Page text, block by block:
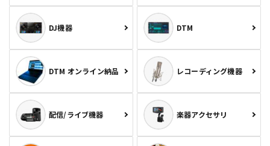
DJ機器 DTM
DTM オンライン納品 レコーディング機器
配信/ライブ機器 楽器アクセサリ